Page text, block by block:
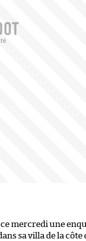
mercredi une
sa villa de la côte